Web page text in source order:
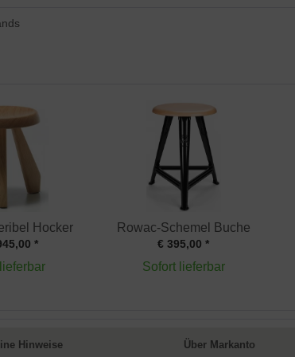
Hocker
*
Rowac-Schemel Buche
€ 395,00 *
Sofort lieferbar
Hinweise Über Markanto